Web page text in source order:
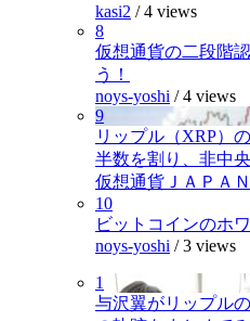
kasi2 /4 views
8
仮想通貨の二段階
う！
noys-yoshi /4 views
9
リップル（XRP）
半数を割り、非中
仮想通貨ＪＡＰＡ
10
ビットコインのホ
noys-yoshi /3 views
1
与沢翼がリップル